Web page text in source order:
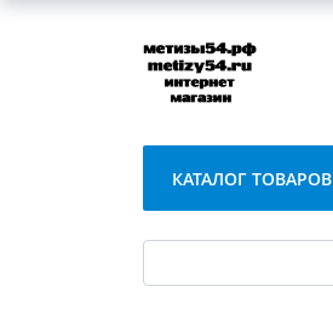
КАТАЛОГ ТОВАРОВ